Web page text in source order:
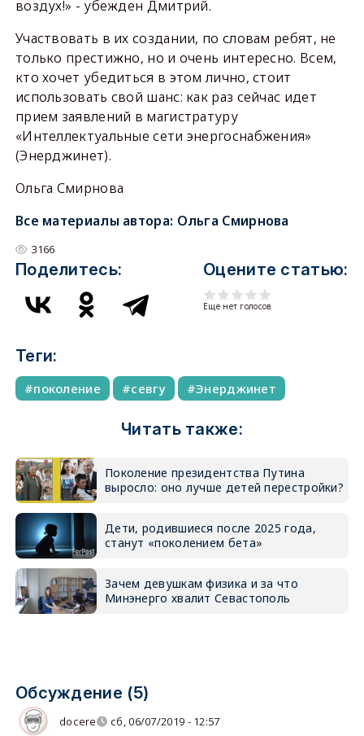
воздух!» - убежден Дмитрий.
Участвовать в их создании, по словам ребят, не
только престижно, но и очень интересно. Всем,
кто хочет убедиться в этом лично, стоит
использовать свой шанс: как раз сейчас идет
прием заявлений в магистратуру
«Интеллектуальные сети энергоснабжения»
(Энерджинет).
Ольга Смирнова
Все материалы автора: Ольга Смирнова
3166
Поделитесь: Оцените статью:
Еще нет голосов
Теги:
поколение севгу Энерджинет
Читать также:
Поколение президентства Путина
выросло: оно лучше детей перестройки?
Дети, родившиеся после 2025 года,
станут «поколением бета»
Зачем девушкам физика и за что
Минэнерго хвалит Севастополь
Обсуждение (5)
docere сб, 06/07/2019 - 12:57